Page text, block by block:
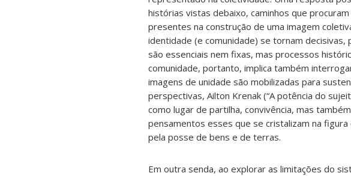
histórias vistas debaixo, caminhos que
presentes na construção de uma imagem
identidade (e comunidade) se tornam
são essenciais nem fixas, mas processos
comunidade, portanto, implica também
imagens de unidade são mobilizadas para
perspectivas, Ailton Krenak (“A potência do
como lugar de partilha, convivência, mas
pensamentos esses que se cristalizam na figura
pela posse de bens e de terras.
Em outra senda, ao explorar as limitações do